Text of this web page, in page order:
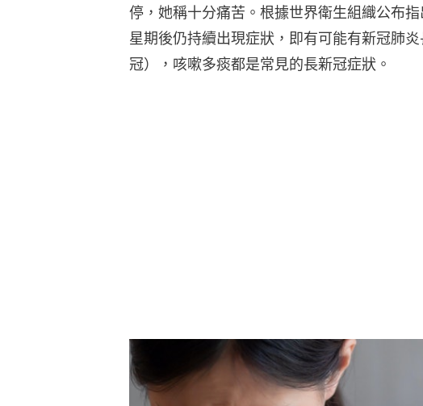
停，她稱十分痛苦。根據世界衛生組織公布
星期後仍持續出現症狀，即有可能有新冠肺
冠），咳嗽多痰都是常見的長新冠症狀。